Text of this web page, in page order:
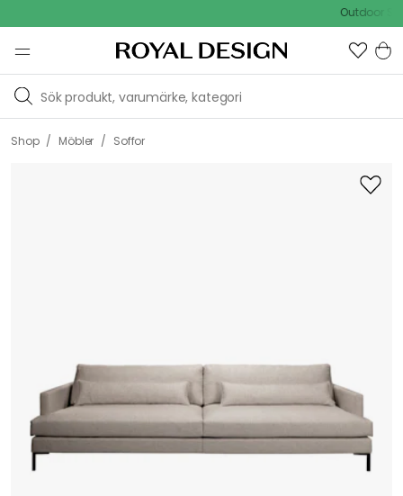
Outdoor Sale
Shop / Möbler / Soffor